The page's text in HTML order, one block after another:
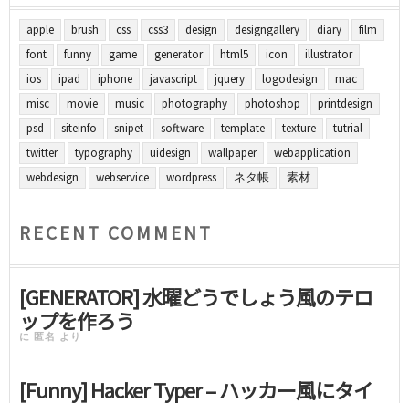
apple brush css css3 design designgallery diary
film
font
funny game generator html5 icon
illustrator
ios
ipad iphone javascript jquery logodesign
mac
misc
movie music photography photoshop
printdesign
psd
siteinfo snipet software template texture
tutrial
twitter
typography uidesign wallpaper
webapplication
webdesign
webservice wordpress ネタ帳 素材
RECENT COMMENT
[GENERATOR] 水曜どうでしょう風のテロ
ップを作ろう
に 匿名 より
[Funny] Hacker Typer – ハッカー風にタイ